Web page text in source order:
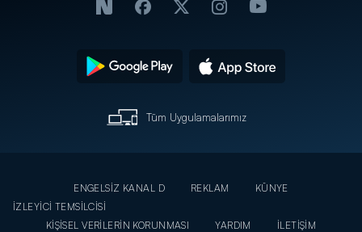
Tüm Uygulamalarımız
ENGELSİZ KANAL D REKLAM
KÜNYE
İZLEYİCİ TEMSİLCİSİ
KİŞİSEL VERİLERİN KORUNMASI
YARDIM
İLETİŞİM